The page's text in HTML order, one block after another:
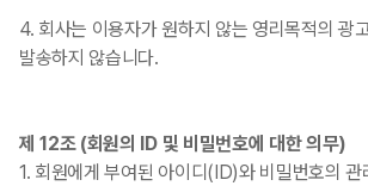
4. 회사는 이용자가 원하지 않는 영리목적의 광
발송하지 않습니다.
제 12조 (회원의 ID 및 비밀번호에 대한 의무)
1. 회원에게 부여된 아이디(ID)와 비밀번호의 관